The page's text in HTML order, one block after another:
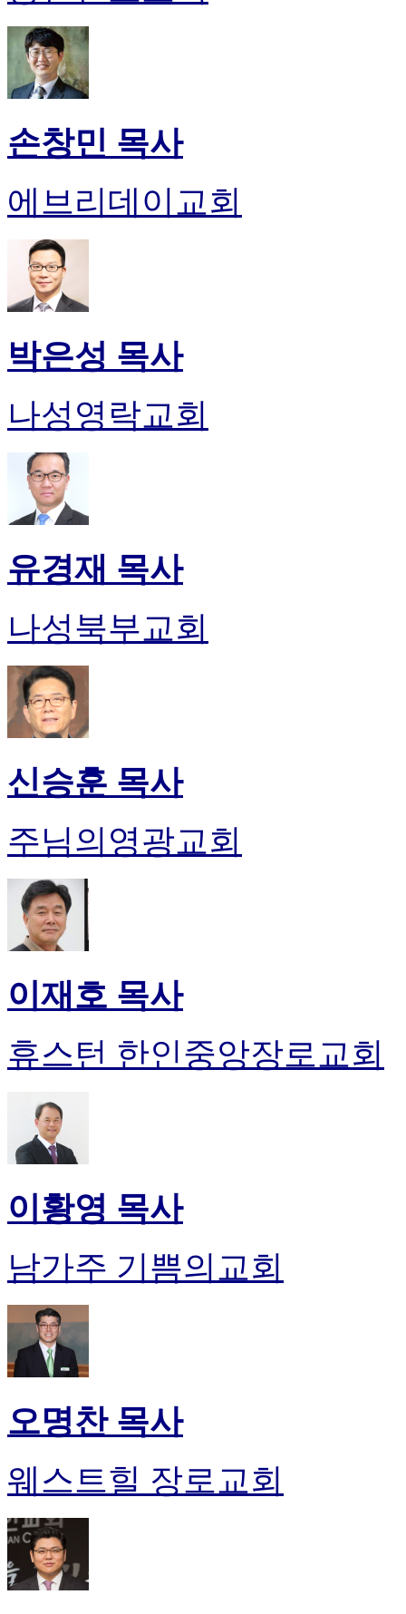
손창민 목사
에브리데이교회
박은성 목사
나성영락교회
유경재 목사
나성북부교회
신승훈 목사
주님의영광교회
이재호 목사
휴스턴 한인중앙장로교회
이황영 목사
남가주 기쁨의교회
오명찬 목사
웨스트힐 장로교회